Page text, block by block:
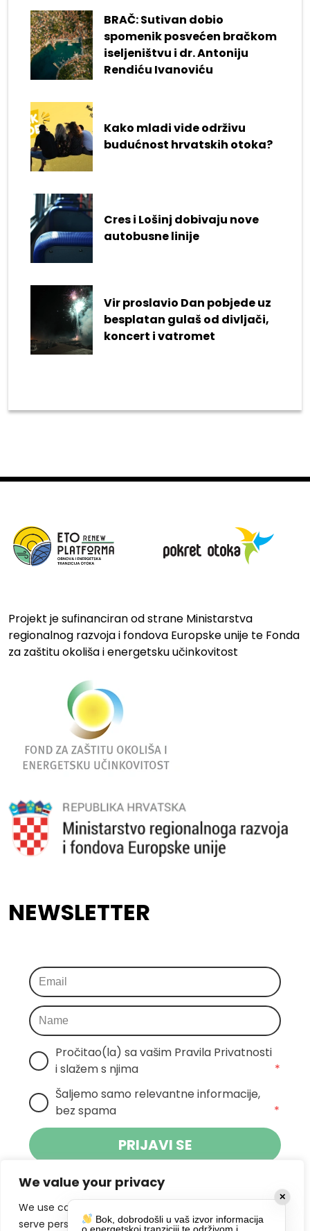
We value your privacy
We use cookies to enhance your browsing experience,
serve personalized ads or content, and analyze our
BRAČ: Sutivan dobio
spomenik posvećen bračkom
iseljeništvu i dr. Antoniju
Rendiću Ivanoviću
Kako mladi vide održivu
budućnost hrvatskih otoka?
Cres i Lošinj dobivaju nove
autobusne linije
Vir proslavio Dan pobjede uz
besplatan gulaš od divljači,
koncert i vatromet
Projekt je sufinanciran od strane Ministarstva
regionalnog razvoja i fondova Europske unije te Fonda
za zaštitu okoliša i energetsku učinkovitost
NEWSLETTER
Pročitao(la) sa vašim Pravila Privatnosti
i slažem s njima
*
Šaljemo samo relevantne informacije,
bez spama
*
PRIJAVI SE
Klikom na gumb dajete suglasnost za
primanje novosti Pokreta Otoka te se
slažete spolitikom privatnosti.
✕
Bok, dobrodošli u vaš izvor informacija